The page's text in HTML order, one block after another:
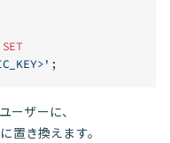
SET
;
ーザーに、
置き換えます。